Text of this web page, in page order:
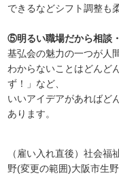
できるなどシフト調整も
⑤明るい職場だから相談
基弘会の魅力の一つが人
わからないことはどんど
ず！」など、
いいアイデアがあればど
あります。
（雇い入れ直後）社会
野(変更の範囲)大阪市生